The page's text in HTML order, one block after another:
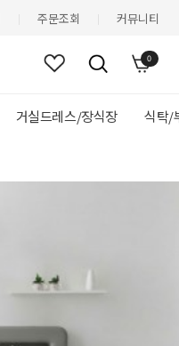
주문조회 커뮤니티
0
거실드레스/장식장 식탁/